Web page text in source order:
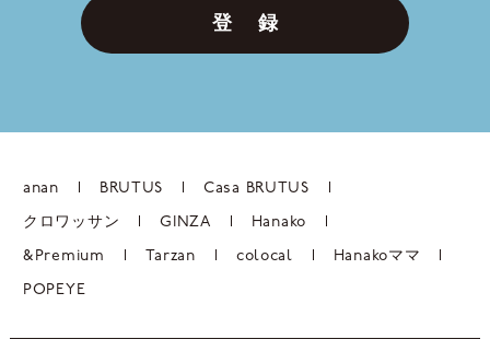
登 録
anan BRUTUS Casa BRUTUS
クロワッサン GINZA Hanako
&Premium Tarzan colocal Hanakoママ
POPEYE